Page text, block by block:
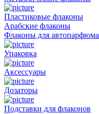
Пластиковые флаконы
Арабские флаконы
Флаконы для автопарфюма
Упаковка
Аксессуары
Дозаторы
Подставки для флаконов